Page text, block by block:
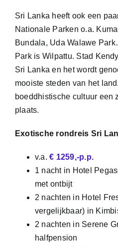
Sri Lanka heeft ook een
Nationale Parken o.a.
Bundala, Uda Walawe
Park is Wilpattu. Stad
Sri Lanka en het wordt
mooiste steden van het land.
boeddhistische cultuur een
plaats.
Exotische rondreis Sri
v.a.€ 1259,-p.p.
1 nacht in Hotel
met ontbijt
2 nachten in Hotel
vergelijkbaar) in
2 nachten in Serene
halfpension